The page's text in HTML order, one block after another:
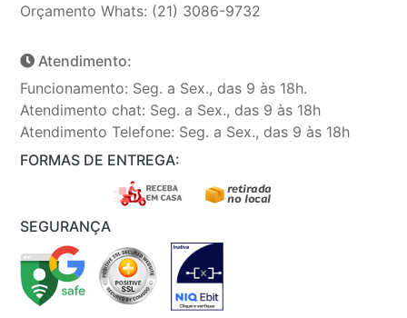
Orçamento Whats: (21) 3086-9732
Atendimento:
Funcionamento: Seg. a Sex., das 9 às 18h.
Atendimento chat: Seg. a Sex., das 9 às 18h
Atendimento Telefone: Seg. a Sex., das 9 às 18h
FORMAS DE ENTREGA:
SEGURANÇA